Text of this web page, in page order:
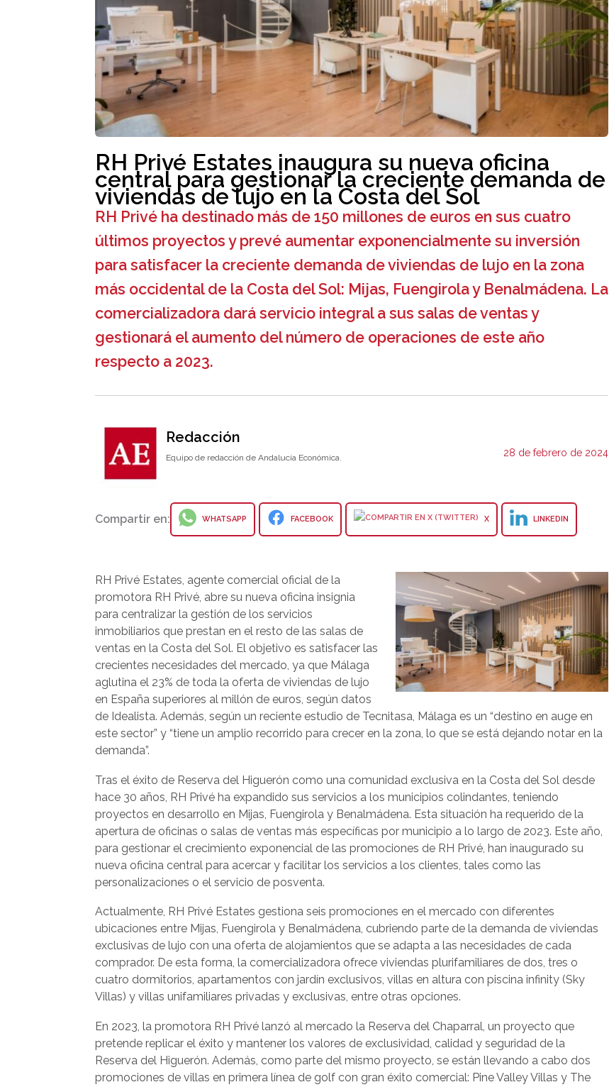
RH Privé Estates inaugura su nueva oficina
central para gestionar la creciente demanda de
viviendas de lujo en la Costa del Sol
RH Privé ha destinado más de 150 millones de euros en sus cuatro
últimos proyectos y prevé aumentar exponencialmente su inversión
para satisfacer la creciente demanda de viviendas de lujo en la zona
más occidental de la Costa del Sol: Mijas, Fuengirola y Benalmádena. La
comercializadora dará servicio integral a sus salas de ventas y
gestionará el aumento del número de operaciones de este año
respecto a 2023.
Redacción
Equipo de redacción de Andalucía Económica. 28 de febrero de 2024
Compartir en: WHATSAPP FACEBOOK X LINKEDIN
RH Privé Estates, agente comercial oficial de la
promotora RH Privé, abre su nueva oficina insignia
para centralizar la gestión de los servicios
inmobiliarios que prestan en el resto de las salas de
ventas en la Costa del Sol. El objetivo es satisfacer las
crecientes necesidades del mercado, ya que Málaga
aglutina el 23% de toda la oferta de viviendas de lujo
en España superiores al millón de euros, según datos
de Idealista. Además, según un reciente estudio de Tecnitasa, Málaga es un “destino en auge en
este sector” y “tiene un amplio recorrido para crecer en la zona, lo que se está dejando notar en la
demanda”.
Tras el éxito de Reserva del Higuerón como una comunidad exclusiva en la Costa del Sol desde
hace 30 años, RH Privé ha expandido sus servicios a los municipios colindantes, teniendo
proyectos en desarrollo en Mijas, Fuengirola y Benalmádena. Esta situación ha requerido de la
apertura de oficinas o salas de ventas más específicas por municipio a lo largo de 2023. Este año,
para gestionar el crecimiento exponencial de las promociones de RH Privé, han inaugurado su
nueva oficina central para acercar y facilitar los servicios a los clientes, tales como las
personalizaciones o el servicio de posventa.
Actualmente, RH Privé Estates gestiona seis promociones en el mercado con diferentes
ubicaciones entre Mijas, Fuengirola y Benalmádena, cubriendo parte de la demanda de viviendas
exclusivas de lujo con una oferta de alojamientos que se adapta a las necesidades de cada
comprador. De esta forma, la comercializadora ofrece viviendas plurifamiliares de dos, tres o
cuatro dormitorios, apartamentos con jardín exclusivos, villas en altura con piscina infinity (Sky
Villas) y villas unifamiliares privadas y exclusivas, entre otras opciones.
En 2023, la promotora RH Privé lanzó al mercado la Reserva del Chaparral, un proyecto que
pretende replicar el éxito y mantener los valores de exclusividad, calidad y seguridad de la
Reserva del Higuerón. Además, como parte del mismo proyecto, se están llevando a cabo dos
promociones de villas en primera línea de golf con gran éxito comercial: Pine Valley Villas y The